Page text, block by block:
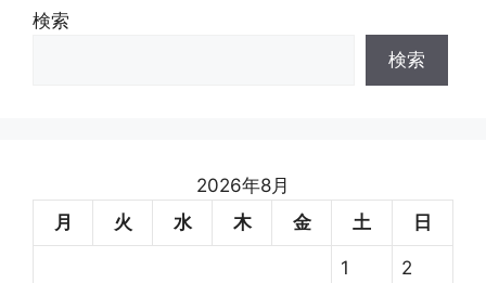
検索
検索
2026年8月
月
火 水 木 金 土 日
1 2